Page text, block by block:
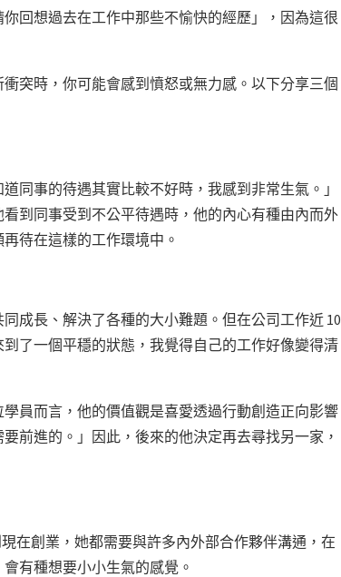
回想過去在工作中那些不愉快的經歷」，因為這很
突時，你可能會感到憤怒或無力感。以下分享三個
同事的待遇其實比較不好時，我感到非常生氣。」
到同事受到不公平待遇時，他的內心有種由內而外
待在這樣的工作環境中。
成長、解決了各種的大小難題。但在公司工作近 10
了一個平穩的狀態，我覺得自己的工作好像變得清
員而言，他的價值觀是喜愛透過行動創造正向影響
前進的。」因此，後來的他決定再去尋找另一家，
在創業，她都需要與許多內外部合作夥伴溝通，在
有種想要小小生氣的感覺。